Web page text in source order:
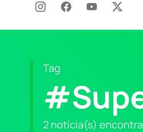
Tag
2 notícia(s)